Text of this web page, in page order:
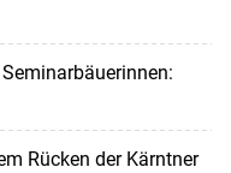
Rücken der Kärntner